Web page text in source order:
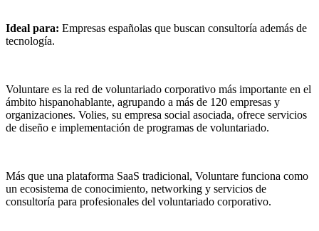
Ideal para: Empresas españolas que buscan consultoría además de
tecnología.
Voluntare es la red de voluntariado corporativo más importante en el
ámbito hispanohablante, agrupando a más de 120 empresas y
organizaciones. Volies, su empresa social asociada, ofrece servicios
de diseño e implementación de programas de voluntariado.
Más que una plataforma SaaS tradicional, Voluntare funciona como
un ecosistema de conocimiento, networking y servicios de
consultoría para profesionales del voluntariado corporativo.